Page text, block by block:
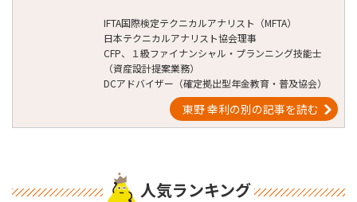
IFTA国際検定テクニカルアナリスト（MFTA）
日本テクニカルアナリスト協会理事
CFP、１級ファイナンシャル・プランニング技能士
（資産設計提案業務）
DCアドバイザー（確定拠出型年金教育・普及協会）
東野 幸利の別の記事を読む
人気ランキング